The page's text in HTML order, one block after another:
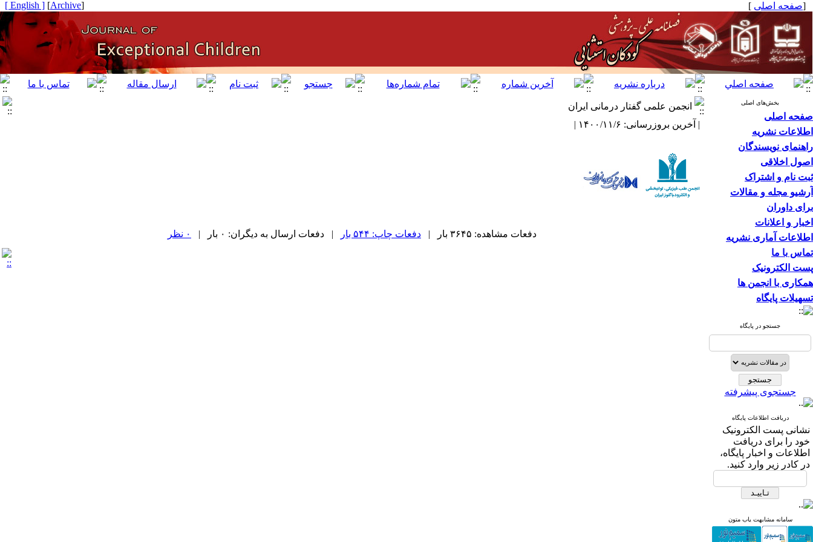
[صفحه اصلی ]
[
Archive
]
[ English ]
بخش‌های اصلی
صفحه اصلی
اطلاعات نشریه
راهنمای نویسندگان
اصول اخلاقی
ثبت نام و اشتراک
آرشیو مجله و مقالات
برای داوران
اخبار و اعلانات
اطلاعات آماری نشریه
تماس با ما
پست الکترونیک
همکاری با انجمن ها
تسهیلات پایگاه
جستجو در پایگاه
جستجوی پیشرفته
دریافت اطلاعات پایگاه
نشانی پست الکترونیک
خود را برای دریافت
اطلاعات و اخبار پایگاه،
در کادر زیر وارد کنید.
سامانه مشابهت یاب متون
انجمن علمی گفتار درمانی ایران
| آخرین بروزرسانی: ۱۴۰۰/۱۱/۶ |
دفعات مشاهده: ۳۶۴۵ بار | دفعات چاپ: ۵۴۴ بار | دفعات ارسال به دیگران: ۰ بار | ۰ نظر